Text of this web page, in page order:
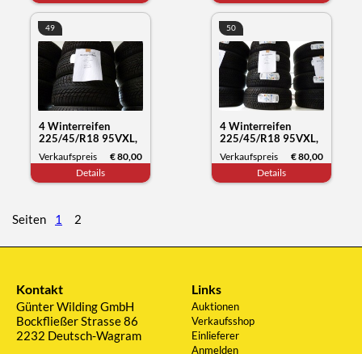
49
4 Winterreifen
225/45/R18 95VXL,
Nokian Tyres WR
snowproof, Datum
Verkaufspreis
€ 80,00
Details
50
4 Winterreifen
225/45/R18 95VXL,
Nokian Tyres WR
snowproof, Datum
Verkaufspreis
€ 80,00
Details
Seiten 1 2
Kontakt
Günter Wilding GmbH
Bockfließer Strasse 86
2232 Deutsch-Wagram
Links
Auktionen
Verkaufsshop
Einlieferer
Anmelden